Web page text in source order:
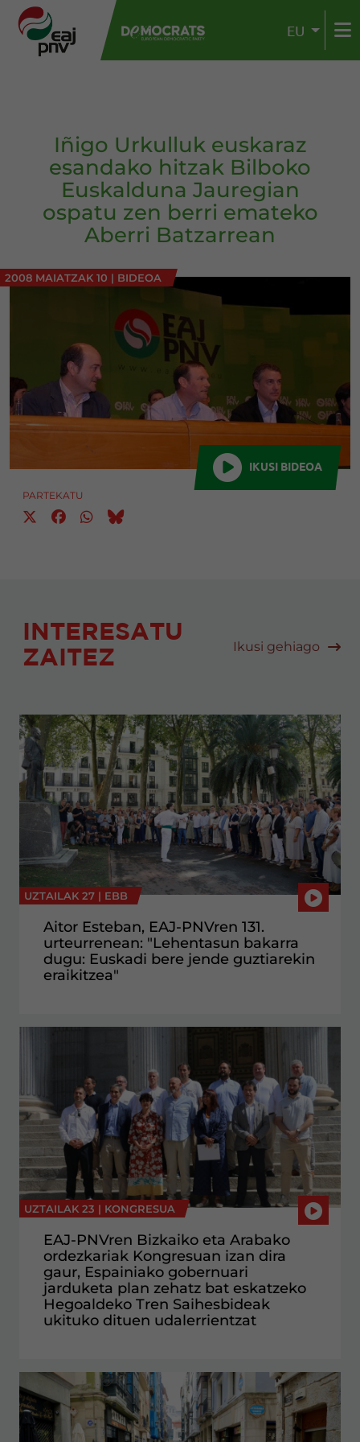
EU
Iñigo Urkulluk euskaraz
esandako hitzak Bilboko
Euskalduna Jauregian
ospatu zen berri emateko
Aberri Batzarrean
2008 MAIATZAK 10 | BIDEOA
IKUSI BIDEOA
PARTEKATU
INTERESATU
ZAITEZ
Ikusi gehiago
UZTAILAK 27 | EBB
Aitor Esteban, EAJ-PNVren 131.
urteurrenean: "Lehentasun bakarra
dugu: Euskadi bere jende guztiarekin
eraikitzea"
UZTAILAK 23 | KONGRESUA
EAJ-PNVren Bizkaiko eta Arabako
ordezkariak Kongresuan izan dira
gaur, Espainiako gobernuari
jarduketa plan zehatz bat eskatzeko
Hegoaldeko Tren Saihesbideak
ukituko dituen udalerrientzat